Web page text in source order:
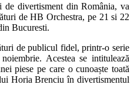
divertisment din România, va
de HB Orchestra, pe 21 si 22
Bucuresti.
de publicul fidel, printr-o serie
Acestea se intitulează
piese pe care o cunoaște toată
Horia Brenciu în divertismentul